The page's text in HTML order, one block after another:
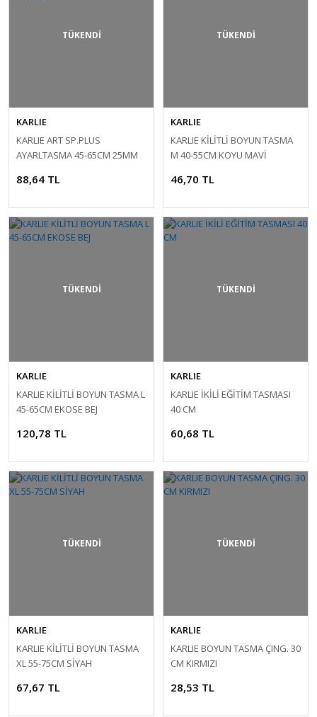
TÜKENDİ
KARLIE
KARLIE ART SP.PLUS
AYARLTASMA 45-65CM 25MM
88,64 TL
TÜKENDİ
KARLIE
KARLIE KİLİTLİ BOYUN TASMA
M 40-55CM KOYU MAVİ
46,70 TL
TÜKENDİ
KARLIE
KARLIE KİLİTLİ BOYUN TASMA L
45-65CM EKOSE BEJ
120,78 TL
TÜKENDİ
KARLIE
KARLIE İKİLİ EĞİTİM TASMASI
40 CM
60,68 TL
TÜKENDİ
KARLIE
KARLIE KİLİTLİ BOYUN TASMA
XL 55-75CM SİYAH
67,67 TL
TÜKENDİ
KARLIE
KARLIE BOYUN TASMA ÇING. 30
CM KIRMIZI
28,53 TL